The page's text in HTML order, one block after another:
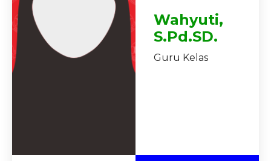
Wahyuti,
S.Pd.SD.
Guru Kelas